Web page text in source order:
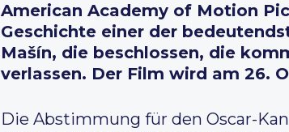
American Academy of Motion
Geschichte einer der
Mašín, die beschlossen, die
verlassen. Der Film wird am 26.
Die Abstimmung für den Oscar-